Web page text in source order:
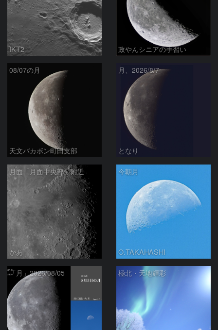
IKT2 政やんシニアの手習い
08/07の月
天文バカボン町田支部
月、2026/8/7
となり
月面「月面中央部」附近
かあ
今朝月
O.TAKAHASHI
「月」2026/08/05 極北・天地輝彩